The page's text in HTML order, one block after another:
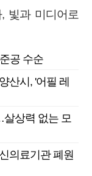
빛과 미디어로
공 수순
산시, '어필 레
상력 없는 모
의료기관 폐원